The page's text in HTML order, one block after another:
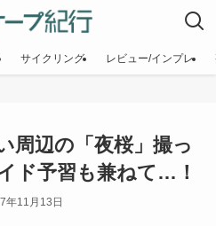
サイクリング レビュー/インプレ
周辺の「夜桜」撮っ
ド予習も兼ねて…！
年11月13日